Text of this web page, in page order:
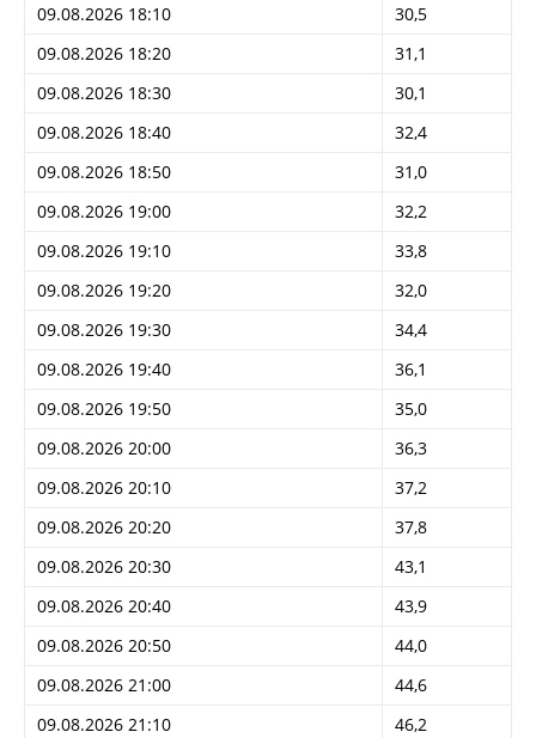
09.08.2026 18:10
30,5
09.08.2026 18:20
31,1
09.08.2026 18:30
30,1
09.08.2026 18:40
32,4
09.08.2026 18:50
31,0
09.08.2026 19:00
32,2
09.08.2026 19:10
33,8
09.08.2026 19:20
32,0
09.08.2026 19:30
34,4
09.08.2026 19:40
36,1
09.08.2026 19:50
35,0
09.08.2026 20:00
36,3
09.08.2026 20:10
37,2
09.08.2026 20:20
37,8
09.08.2026 20:30
43,1
09.08.2026 20:40
43,9
09.08.2026 20:50
44,0
09.08.2026 21:00
44,6
09.08.2026 21:10
46,2